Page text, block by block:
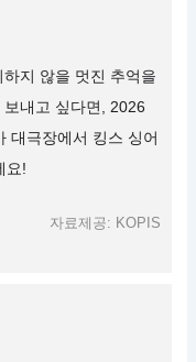
지 않을 멋진 추억을
내고 싶다면, 2026
대극장에서 킹스 싱어
요!
자료제공: KOPIS